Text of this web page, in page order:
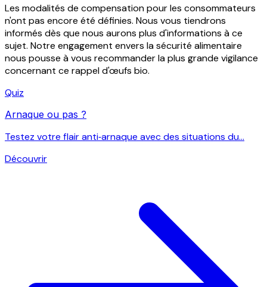
Les modalités de compensation pour les consommateurs
n'ont pas encore été définies. Nous vous tiendrons
informés dès que nous aurons plus d'informations à ce
sujet. Notre engagement envers la sécurité alimentaire
nous pousse à vous recommander la plus grande vigilance
concernant ce rappel d'œufs bio.
Quiz
Arnaque ou pas ?
Testez votre flair anti‑arnaque avec des situations du...
Découvrir